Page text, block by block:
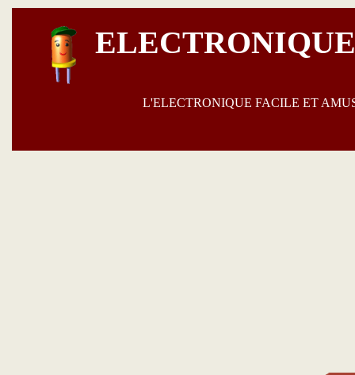
L'ELECTRONIQUE FACILE ET